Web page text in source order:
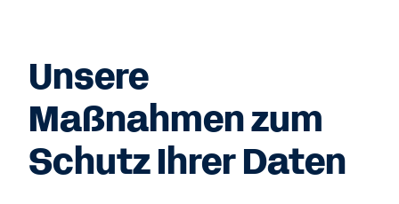
Unsere
Maßnahmen zum
Schutz Ihrer Daten